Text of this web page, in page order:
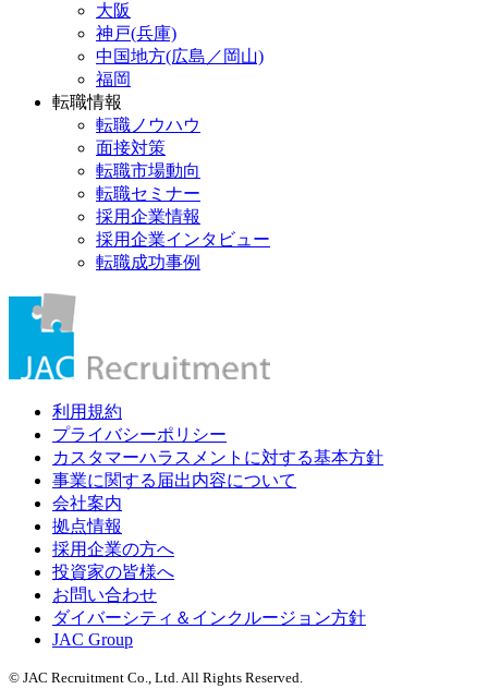
大阪
神戸(兵庫)
中国地方(広島／岡山)
福岡
転職情報
転職ノウハウ
面接対策
転職市場動向
転職セミナー
採用企業情報
採用企業インタビュー
転職成功事例
利用規約
プライバシーポリシー
カスタマーハラスメントに対する基本方針
事業に関する届出内容について
会社案内
拠点情報
採用企業の方へ
投資家の皆様へ
お問い合わせ
ダイバーシティ＆インクルージョン方針
JAC Group
© JAC Recruitment Co., Ltd. All Rights Reserved.